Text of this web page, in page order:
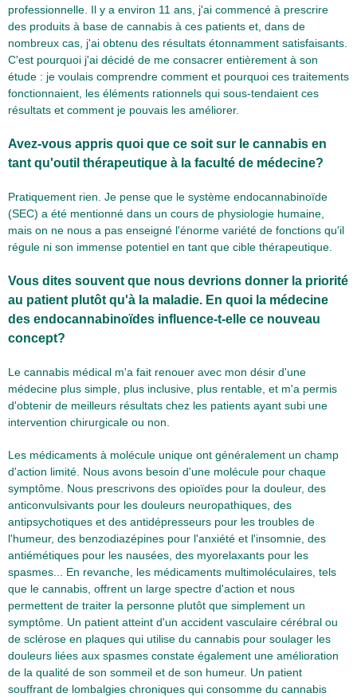
professionnelle. Il y a environ 11 ans, j'ai commencé à prescrire
des produits à base de cannabis à ces patients et, dans de
nombreux cas, j'ai obtenu des résultats étonnamment satisfaisants.
C'est pourquoi j'ai décidé de me consacrer entièrement à son
étude : je voulais comprendre comment et pourquoi ces traitements
fonctionnaient, les éléments rationnels qui sous-tendaient ces
résultats et comment je pouvais les améliorer.
Avez-vous appris quoi que ce soit sur le cannabis en
tant qu'outil thérapeutique à la faculté de médecine?
Pratiquement rien. Je pense que le système endocannabinoïde
(SEC) a été mentionné dans un cours de physiologie humaine,
mais on ne nous a pas enseigné l'énorme variété de fonctions qu'il
régule ni son immense potentiel en tant que cible thérapeutique.
Vous dites souvent que nous devrions donner la priorité
au patient plutôt qu'à la maladie. En quoi la médecine
des endocannabinoïdes influence-t-elle ce nouveau
concept?
Le cannabis médical m'a fait renouer avec mon désir d'une
médecine plus simple, plus inclusive, plus rentable, et m'a permis
d'obtenir de meilleurs résultats chez les patients ayant subi une
intervention chirurgicale ou non.
Les médicaments à molécule unique ont généralement un champ
d'action limité. Nous avons besoin d'une molécule pour chaque
symptôme. Nous prescrivons des opioïdes pour la douleur, des
anticonvulsivants pour les douleurs neuropathiques, des
antipsychotiques et des antidépresseurs pour les troubles de
l'humeur, des benzodiazépines pour l'anxiété et l'insomnie, des
antiémétiques pour les nausées, des myorelaxants pour les
spasmes... En revanche, les médicaments multimoléculaires, tels
que le cannabis, offrent un large spectre d'action et nous
permettent de traiter la personne plutôt que simplement un
symptôme. Un patient atteint d'un accident vasculaire cérébral ou
de sclérose en plaques qui utilise du cannabis pour soulager les
douleurs liées aux spasmes constate également une amélioration
de la qualité de son sommeil et de son humeur. Un patient
souffrant de lombalgies chroniques qui consomme du cannabis